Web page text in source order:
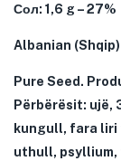
Сол: 1,6 g – 27%
Albanian (Shqip)
Pure Seed.
Përbërësit: ujë,
kungull, fara liri
uthull, psyllium,